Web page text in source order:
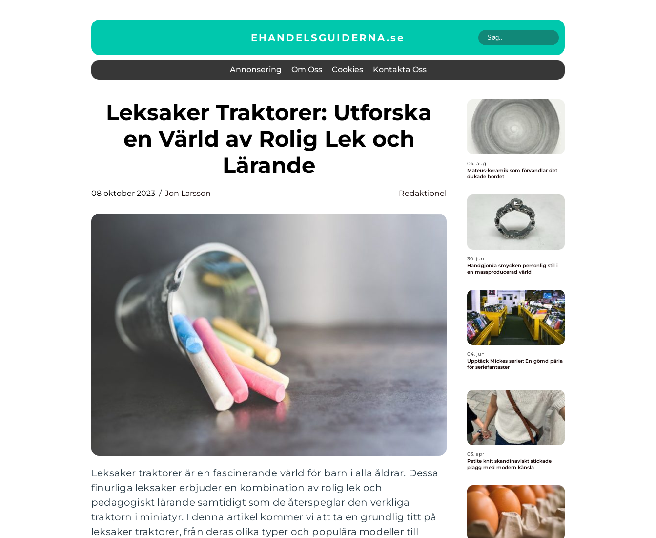
EHANDELSGUIDERNA.se
Annonsering Om Oss Cookies Kontakta Oss
Leksaker Traktorer: Utforska
en Värld av Rolig Lek och
Lärande
08 oktober 2023 Jon Larsson Redaktionel
Leksaker traktorer är en fascinerande värld för barn i alla åldrar. Dessa
finurliga leksaker erbjuder en kombination av rolig lek och
pedagogiskt lärande samtidigt som de återspeglar den verkliga
traktorn i miniatyr. I denna artikel kommer vi att ta en grundlig titt på
leksaker traktorer, från deras olika typer och populära modeller till
04. aug
Mateus-keramik som förvandlar det
dukade bordet
30. jun
Handgjorda smycken personlig stil i
en massproducerad värld
04. jun
Upptäck Mickes serier: En gömd pärla
för seriefantaster
03. apr
Petite knit skandinaviskt stickade
plagg med modern känsla